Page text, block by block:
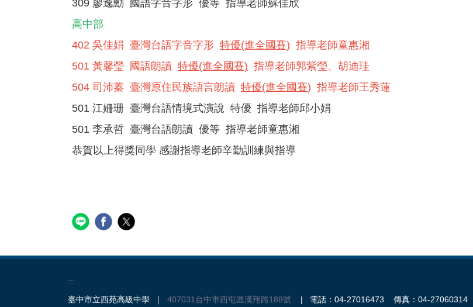
309 廖逸勳 國語字音字形 優等 指導老師蘇佳欣
高中部
402 吳佳娟 臺灣台語字音字形 特優(進全國賽) 指導老師童惠湘
501 黃馨瑩 國語朗讀 特優(進全國賽) 指導老師郭紫瑩、胡迪珪
504 司沛蓁 臺灣原住民族語言朗讀 特優(進全國賽) 指導老師王秀蓮
501 江姍珊 臺灣台語情境式演說 特優 指導老師邱小娟
501 李承哲 臺灣台語朗讀 優等 指導老師童惠湘
恭賀以上得獎同學 感謝指導老師辛勤訓練與指導
:::
臺中市立西苑高級中學 ｜ 407031台中市西屯區漢翔路188號 | 電話：04-27016473 傳真：04-27060314